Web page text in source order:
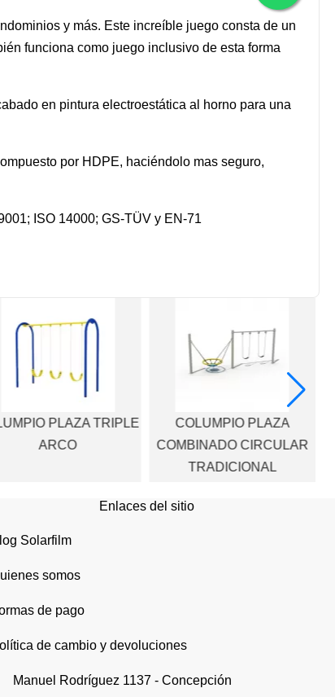
y más. Este increíble juego consta de un
funciona como juego inclusivo de esta forma
en pintura electroestática al horno para una
por HDPE, haciéndolo mas seguro,
ISO 14000; GS-TÜV y EN-71
PLAZA TRIPLE
ARCO
COLUMPIO PLAZA
COMBINADO CIRCULAR
TRADICIONAL
Enlaces del sitio
Solarfilm
somos
de pago
de cambio y devoluciones
Manuel Rodríguez 1137 - Concepción